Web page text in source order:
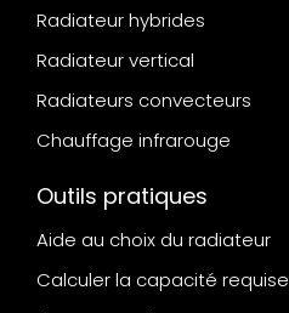
Radiateur hybrides
Radiateur vertical
Radiateurs convecteurs
Chauffage infrarouge
Outils pratiques
Aide au choix du radiateur
Calculer la capacité requise